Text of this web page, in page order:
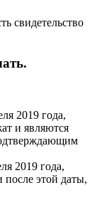
свидетельство
2019 года,
и являются
2019 года,
после этой даты,